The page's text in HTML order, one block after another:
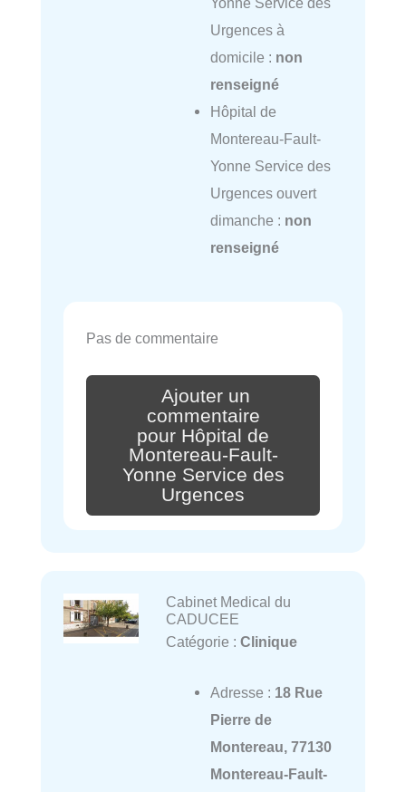
Urgences à
domicile : non
renseigné
Hôpital de
Montereau-Fault-
Yonne Service des
Urgences ouvert
dimanche : non
renseigné
Pas de commentaire
Ajouter un
commentaire
pour Hôpital de
Montereau-Fault-
Yonne Service des
Urgences
Cabinet Medical du
CADUCEE
Catégorie : Clinique
Adresse : 18 Rue
Pierre de
Montereau, 77130
Montereau-Fault-